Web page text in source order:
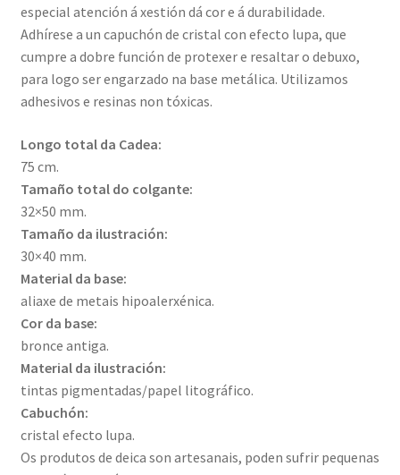
especial atención á xestión dá cor e á durabilidade.
Adhírese a un capuchón de cristal con efecto lupa, que
cumpre a dobre función de protexer e resaltar o debuxo,
para logo ser engarzado na base metálica. Utilizamos
adhesivos e resinas non tóxicas.
Longo total da Cadea:
75 cm.
Tamaño total do colgante:
32×50 mm.
Tamaño da ilustración:
30×40 mm.
Material da base:
aliaxe de metais hipoalerxénica.
Cor da base:
bronce antiga.
Material da ilustración:
tintas pigmentadas/papel litográfico.
Cabuchón:
cristal efecto lupa.
Os produtos de deica son artesanais, poden sufrir pequenas